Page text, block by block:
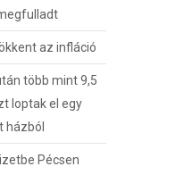
az infláció
több mint 9,5
loptak el egy
házból
Pécsen